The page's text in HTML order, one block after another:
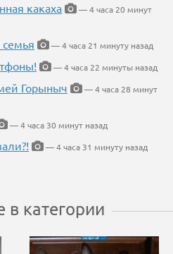
какаха
— 4 часа 20 минут
— 4 часа 21 минуту назад
— 4 часа 22 минуты назад
Горыныч
— 4 часа 28 минут
— 4 часа 30 минут назад
— 4 часа 31 минуту назад
в категории